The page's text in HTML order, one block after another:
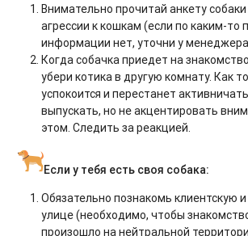
Внимательно прочитай анкету
агрессии к кошкам (если по каким-то
информации нет, уточни у
Когда собачка приедет на
убери котика в другую комнату. Как
успокоится и перестанет
выпускать, но не акцентировать
этом. Следить за реакцией.
Если у тебя есть своя собака:
Обязательно познакомь клиентскую
улице (необходимо, чтобы
произошло на нейтральной